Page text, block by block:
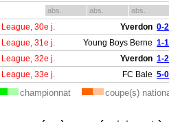
abs. abs. abs.
30e j. Yverdon 0-2
31e j. Young Boys Berne 1-1
32e j. Yverdon 1-2
33e j. FC Bale 5-0
championnat coupe(s)